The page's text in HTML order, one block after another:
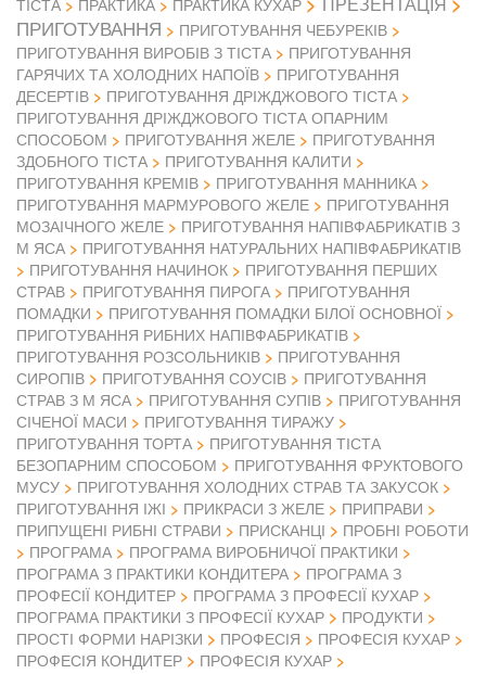
ТІСТА ПРАКТИКА ПРАКТИКА КУХАР
ПРИГОТУВАННЯ
ПРИГОТУВАННЯ ЧЕБУРЕКІВ
ПРИГОТУВАННЯ ВИРОБІВ З ТІСТА
ПРИГОТУВАННЯ
ГАРЯЧИХ ТА ХОЛОДНИХ НАПОЇВ
ПРИГОТУВАННЯ
ДЕСЕРТІВ
ПРИГОТУВАННЯ ДРІЖДЖОВОГО ТІСТА
ПРИГОТУВАННЯ ДРІЖДЖОВОГО ТІСТА ОПАРНИМ
СПОСОБОМ
ПРИГОТУВАННЯ ЖЕЛЕ
ПРИГОТУВАННЯ
ЗДОБНОГО ТІСТА
ПРИГОТУВАННЯ КАЛИТИ
ПРИГОТУВАННЯ КРЕМІВ
ПРИГОТУВАННЯ МАННИКА
ПРИГОТУВАННЯ МАРМУРОВОГО ЖЕЛЕ
ПРИГОТУВАННЯ
МОЗАІЧНОГО ЖЕЛЕ
ПРИГОТУВАННЯ НАПІВФАБРИКАТІВ З
М ЯСА
ПРИГОТУВАННЯ НАТУРАЛЬНИХ НАПІВФАБРИКАТІВ
ПРИГОТУВАННЯ НАЧИНОК
ПРИГОТУВАННЯ ПЕРШИХ
СТРАВ
ПРИГОТУВАННЯ ПИРОГА
ПРИГОТУВАННЯ
ПОМАДКИ
ПРИГОТУВАННЯ ПОМАДКИ БІЛОЇ ОСНОВНОЇ
ПРИГОТУВАННЯ РИБНИХ НАПІВФАБРИКАТІВ
ПРИГОТУВАННЯ РОЗСОЛЬНИКІВ
ПРИГОТУВАННЯ
СИРОПІВ
ПРИГОТУВАННЯ СОУСІВ
ПРИГОТУВАННЯ
СТРАВ З М ЯСА
ПРИГОТУВАННЯ СУПІВ
ПРИГОТУВАННЯ
СІЧЕНОЇ МАСИ
ПРИГОТУВАННЯ ТИРАЖУ
ПРИГОТУВАННЯ ТОРТА
ПРИГОТУВАННЯ ТІСТА
БЕЗОПАРНИМ СПОСОБОМ
ПРИГОТУВАННЯ ФРУКТОВОГО
МУСУ
ПРИГОТУВАННЯ ХОЛОДНИХ СТРАВ ТА ЗАКУСОК
ПРИГОТУВАННЯ ІЖІ
ПРИКРАСИ З ЖЕЛЕ
ПРИПРАВИ
ПРИПУЩЕНІ РИБНІ СТРАВИ
ПРИСКАНЦІ
ПРОБНІ РОБОТИ
ПРОГРАМА
ПРОГРАМА ВИРОБНИЧОЇ ПРАКТИКИ
ПРОГРАМА З ПРАКТИКИ КОНДИТЕРА
ПРОГРАМА З
ПРОФЕСІЇ КОНДИТЕР
ПРОГРАМА З ПРОФЕСІЇ КУХАР
ПРОГРАМА ПРАКТИКИ З ПРОФЕСІЇ КУХАР
ПРОДУКТИ
ПРОСТІ ФОРМИ НАРІЗКИ
ПРОФЕСІЯ
ПРОФЕСІЯ КУХАР
ПРОФЕСІЯ КОНДИТЕР
ПРОФЕСІЯ КУХАР